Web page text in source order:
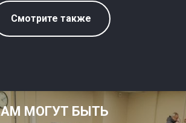
Смотрите также
МОГУТ БЫТЬ